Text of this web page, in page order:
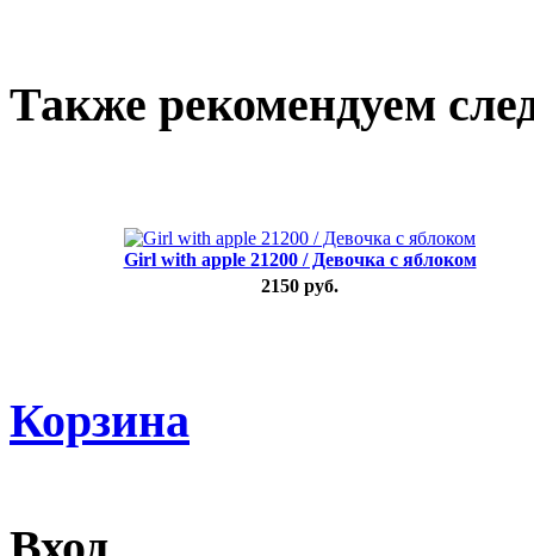
Также рекомендуем
Girl with apple 21200 / Девочка с яблоком
2150 руб.
Корзина